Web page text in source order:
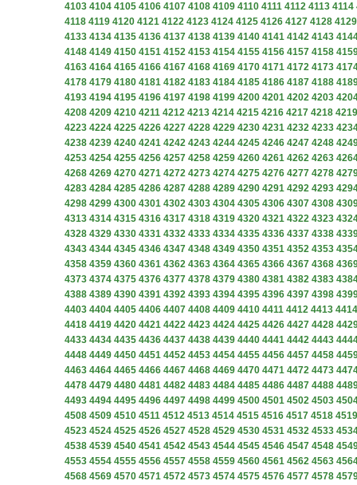
4103 4104 4105 4106 4107 4108 4109 4110 4111 4112 4113 4114
4118 4119 4120 4121 4122 4123 4124 4125 4126 4127 4128 4129
4133 4134 4135 4136 4137 4138 4139 4140 4141 4142 4143
4148 4149 4150 4151 4152 4153 4154 4155 4156 4157 4158
4163 4164 4165 4166 4167 4168 4169 4170 4171 4172 4173
4178 4179 4180 4181 4182 4183 4184 4185 4186 4187 4188
4193 4194 4195 4196 4197 4198 4199 4200 4201 4202 4203
4208 4209 4210 4211 4212 4213 4214 4215 4216 4217 4218 4219
4223 4224 4225 4226 4227 4228 4229 4230 4231 4232 4233
4238 4239 4240 4241 4242 4243 4244 4245 4246 4247 4248
4253 4254 4255 4256 4257 4258 4259 4260 4261 4262 4263
4268 4269 4270 4271 4272 4273 4274 4275 4276 4277 4278
4283 4284 4285 4286 4287 4288 4289 4290 4291 4292 4293
4298 4299 4300 4301 4302 4303 4304 4305 4306 4307 4308
4313 4314 4315 4316 4317 4318 4319 4320 4321 4322 4323
4328 4329 4330 4331 4332 4333 4334 4335 4336 4337 4338
4343 4344 4345 4346 4347 4348 4349 4350 4351 4352 4353
4358 4359 4360 4361 4362 4363 4364 4365 4366 4367 4368
4373 4374 4375 4376 4377 4378 4379 4380 4381 4382 4383
4388 4389 4390 4391 4392 4393 4394 4395 4396 4397 4398
4403 4404 4405 4406 4407 4408 4409 4410 4411 4412 4413 4414
4418 4419 4420 4421 4422 4423 4424 4425 4426 4427 4428
4433 4434 4435 4436 4437 4438 4439 4440 4441 4442 4443
4448 4449 4450 4451 4452 4453 4454 4455 4456 4457 4458
4463 4464 4465 4466 4467 4468 4469 4470 4471 4472 4473
4478 4479 4480 4481 4482 4483 4484 4485 4486 4487 4488
4493 4494 4495 4496 4497 4498 4499 4500 4501 4502 4503
4508 4509 4510 4511 4512 4513 4514 4515 4516 4517 4518 4519
4523 4524 4525 4526 4527 4528 4529 4530 4531 4532 4533
4538 4539 4540 4541 4542 4543 4544 4545 4546 4547 4548
4553 4554 4555 4556 4557 4558 4559 4560 4561 4562 4563
4568 4569 4570 4571 4572 4573 4574 4575 4576 4577 4578